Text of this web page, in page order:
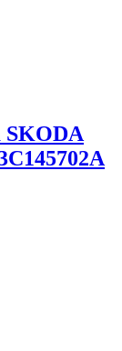
SKODA